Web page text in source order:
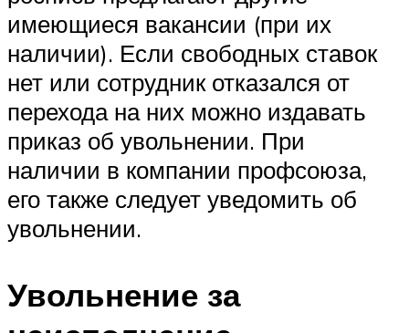
имеющиеся вакансии (при их
наличии). Если свободных ставок
нет или сотрудник отказался от
перехода на них можно издавать
приказ об увольнении. При
наличии в компании профсоюза,
его также следует уведомить об
увольнении.
Увольнение за